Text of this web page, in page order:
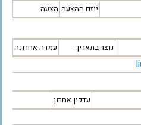
יוזם ההצעה הצעה
נוצר בתאריך עמדה אחרונה
עדכון אחרון